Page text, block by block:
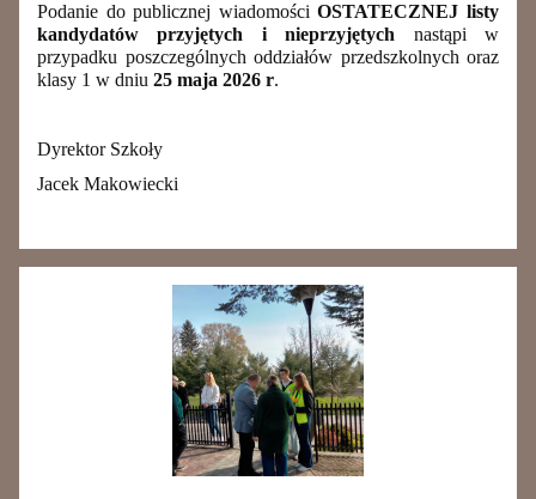
Podanie do publicznej wiadomościOSTATECZNEJ listy
kandydatów przyjętych i nieprzyjętych nastąpi w
przypadku poszczególnych oddziałów przedszkolnych oraz
klasy 1 w dniu 25 maja 2026 r.
Dyrektor Szkoły
Jacek Makowiecki